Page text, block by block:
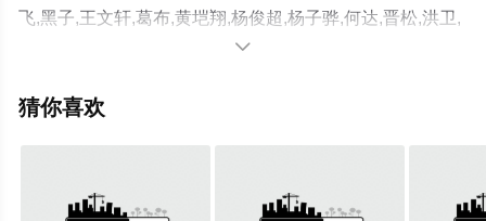
飞,黑子,王文轩,葛布,黄垲翔,杨俊超,杨子骅,何达,晋松,洪卫,
郎峰,郝率,张璐瑶等明星演员精彩演绎的中国大陆电影，手
更多剧情信息可移步至豆瓣电影、电视猫或剧情网等平台

猜你喜欢